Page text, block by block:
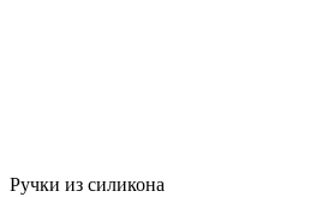
Ручки из силикона